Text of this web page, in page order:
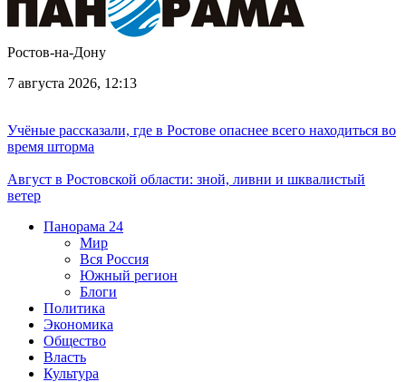
Ростов-на-Дону
7 августа 2026, 12:13
Учёные рассказали, где в Ростове опаснее всего находиться во
время шторма
Август в Ростовской области: зной, ливни и шквалистый
ветер
Панорама 24
Мир
Вся Россия
Южный регион
Блоги
Политика
Экономика
Общество
Власть
Культура